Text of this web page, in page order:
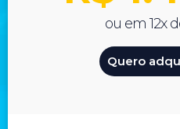
ou em 12x
Quero